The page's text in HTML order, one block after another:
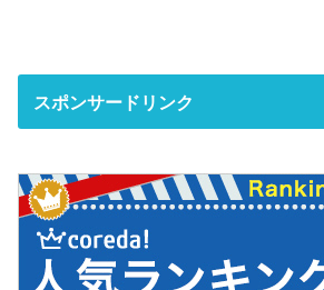
スポンサードリンク